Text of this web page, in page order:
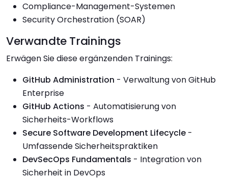
Compliance-Management-Systemen
Security Orchestration (SOAR)
Verwandte Trainings
Erwägen Sie diese ergänzenden Trainings:
GitHub Administration - Verwaltung von GitHub
Enterprise
GitHub Actions - Automatisierung von
Sicherheits-Workflows
Secure Software Development Lifecycle -
Umfassende Sicherheitspraktiken
DevSecOps Fundamentals - Integration von
Sicherheit in DevOps